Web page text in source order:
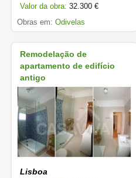
Valor da obra: 32.300 €
Obras em: Odivelas
Remodelação de
apartamento de edifício
antigo
Lisboa